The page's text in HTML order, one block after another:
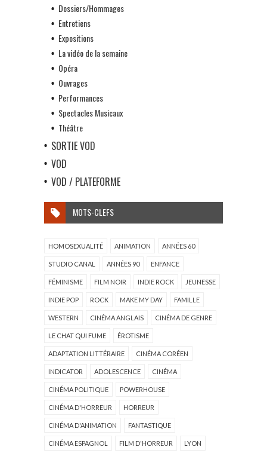
Dossiers/Hommages
Entretiens
Expositions
La vidéo de la semaine
Opéra
Ouvrages
Performances
Spectacles Musicaux
Théâtre
SORTIE VOD
VOD
VOD / PLATEFORME
MOTS-CLEFS
HOMOSEXUALITÉ ANIMATION ANNÉES 60
STUDIO CANAL ANNÉES 90 ENFANCE
FÉMINISME FILM NOIR INDIE ROCK JEUNESSE
INDIE POP ROCK MAKE MY DAY FAMILLE
WESTERN CINÉMA ANGLAIS CINÉMA DE GENRE
LE CHAT QUI FUME ÉROTISME
ADAPTATION LITTÉRAIRE CINÉMA CORÉEN
INDICATOR ADOLESCENCE CINÉMA
CINÉMA POLITIQUE POWERHOUSE
CINÉMA D'HORREUR HORREUR
CINÉMA D'ANIMATION FANTASTIQUE
CINÉMA ESPAGNOL FILM D'HORREUR LYON